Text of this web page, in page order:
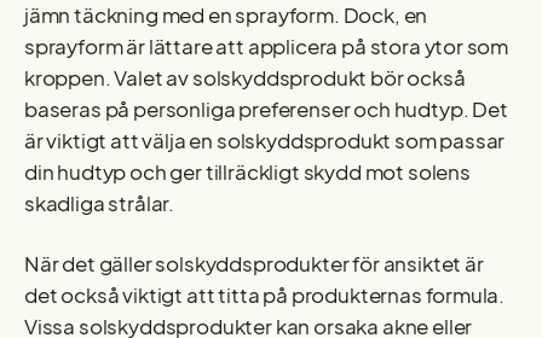
jämn täckning med en sprayform. Dock, en
sprayform är lättare att applicera på stora ytor som
kroppen. Valet av solskyddsprodukt bör också
baseras på personliga preferenser och hudtyp. Det
är viktigt att välja en solskyddsprodukt som passar
din hudtyp och ger tillräckligt skydd mot solens
skadliga strålar.
När det gäller solskyddsprodukter för ansiktet är
det också viktigt att titta på produkternas formula.
Vissa solskyddsprodukter kan orsaka akne eller